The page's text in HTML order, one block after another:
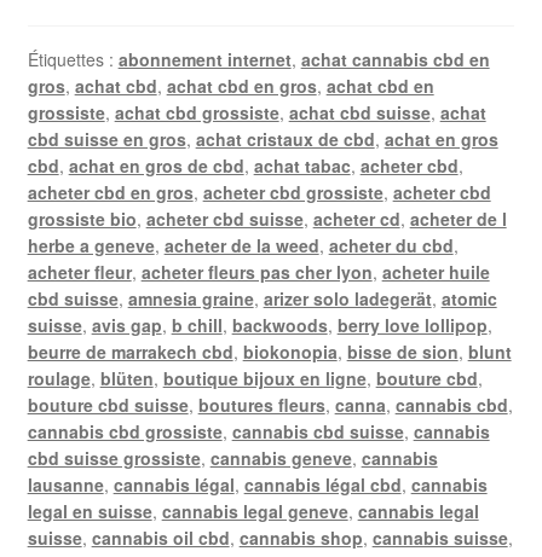
Étiquettes : abonnement internet, achat cannabis cbd en
gros, achat cbd, achat cbd en gros, achat cbd en
grossiste, achat cbd grossiste, achat cbd suisse, achat
cbd suisse en gros, achat cristaux de cbd, achat en gros
cbd, achat en gros de cbd, achat tabac, acheter cbd,
acheter cbd en gros, acheter cbd grossiste, acheter cbd
grossiste bio, acheter cbd suisse, acheter cd, acheter de l
herbe a geneve, acheter de la weed, acheter du cbd,
acheter fleur, acheter fleurs pas cher lyon, acheter huile
cbd suisse, amnesia graine, arizer solo ladegerät, atomic
suisse, avis gap, b chill, backwoods, berry love lollipop,
beurre de marrakech cbd, biokonopia, bisse de sion, blunt
roulage, blüten, boutique bijoux en ligne, bouture cbd,
bouture cbd suisse, boutures fleurs, canna, cannabis cbd,
cannabis cbd grossiste, cannabis cbd suisse, cannabis
cbd suisse grossiste, cannabis geneve, cannabis
lausanne, cannabis légal, cannabis légal cbd, cannabis
legal en suisse, cannabis legal geneve, cannabis legal
suisse, cannabis oil cbd, cannabis shop, cannabis suisse,